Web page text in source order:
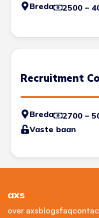
Breda 2500 –
Recruitment
Breda 2700 –
Vaste baan
axs
over axsblogsfaq